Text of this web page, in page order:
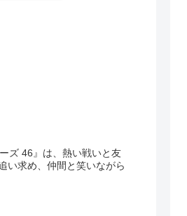
ズ 46』は、熱い戦いと友
い求め、仲間と笑いながら